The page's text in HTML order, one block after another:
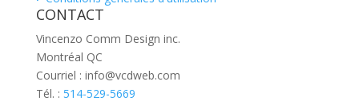
CONTACT
Vincenzo Comm Design inc.
Montréal QC
Courriel : info@vcdweb.com
Tél. : 514-529-5669